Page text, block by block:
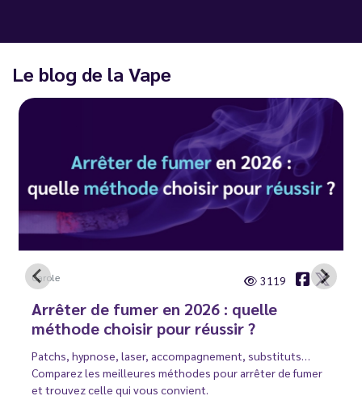
Le blog de la Vape
Carole 3119
Arrêter de fumer en 2026 : quelle
méthode choisir pour réussir ?
Patchs, hypnose, laser, accompagnement, substituts…
Comparez les meilleures méthodes pour arrêter de fumer
et trouvez celle qui vous convient.